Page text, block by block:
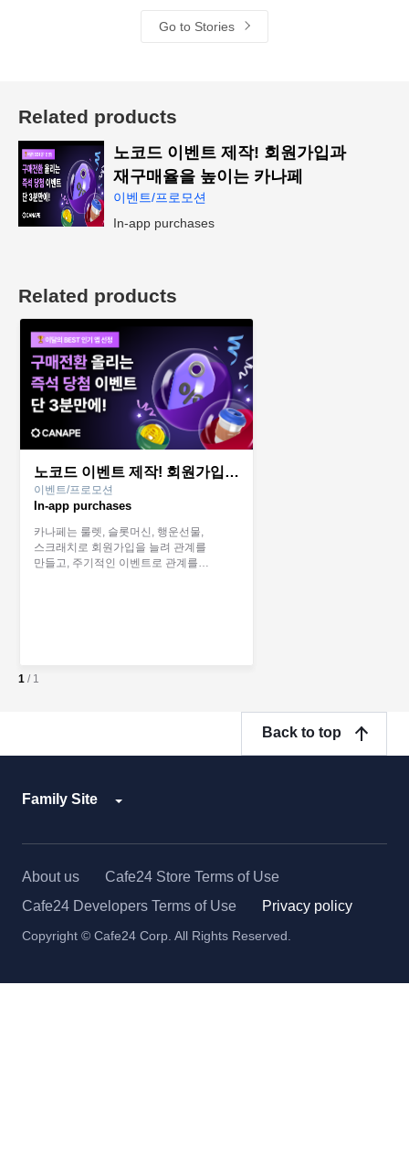
Go to Stories
Related products
노코드 이벤트 제작! 회원가입과
재구매율을 높이는 카나페
이벤트/프로모션
In-app purchases
Related products
노코드 이벤트 제작! 회원가입과 재구매율을 높이는 카나페
이벤트/프로모션
In-app purchases
카나페는 룰렛, 슬롯머신, 행운선물,
스크래치로 회원가입을 늘려 관계를
만들고, 주기적인 이벤트로 관계를
1 / 1
Family Site
Back to top
About us
Cafe24 Store Terms of Use
Cafe24 Developers Terms of Use
Privacy policy
Copyright © Cafe24 Corp. All Rights Reserved.